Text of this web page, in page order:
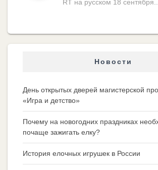
RT на русском 18
Новости
День открытых дверей магистерской
«Игра и детство»
Почему на новогодних праздниках
почаще зажигать елку?
История елочных игрушек в России